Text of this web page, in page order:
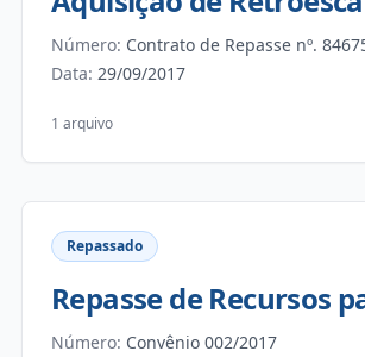
Número: Contrato de Repasse nº.
Data: 29/09/2017
1 arquivo
Repassado
Repasse de Recursos
Número: Convênio 002/2017